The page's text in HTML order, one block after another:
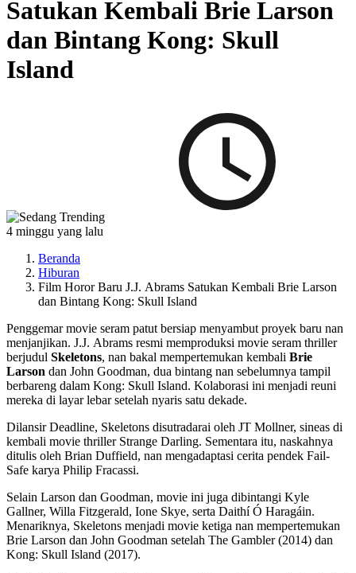
Satukan Kembali Brie Larson
dan Bintang Kong: Skull
Island
4 minggu yang lalu
Beranda
Hiburan
Film Horor Baru J.J. Abrams Satukan Kembali Brie Larson
dan Bintang Kong: Skull Island
Penggemar movie seram patut bersiap menyambut proyek baru nan
menjanjikan. J.J. Abrams resmi memproduksi movie seram thriller
berjudul Skeletons, nan bakal mempertemukan kembali Brie
Larson dan John Goodman, dua bintang nan sebelumnya tampil
berbareng dalam Kong: Skull Island. Kolaborasi ini menjadi reuni
mereka di layar lebar setelah nyaris satu dekade.
DilansirDeadline, Skeletons disutradarai oleh JT Mollner, sineas di
kembali movie thriller Strange Darling. Sementara itu, naskahnya
ditulis oleh Brian Duffield, nan mengadaptasi cerita pendek Fail-
Safe karya Philip Fracassi.
Selain Larson dan Goodman, movie ini juga dibintangi Kyle
Gallner, Willa Fitzgerald, Ione Skye, serta Daithí Ó Haragáin.
Menariknya, Skeletons menjadi movie ketiga nan mempertemukan
Brie Larson dan John Goodman setelah The Gambler (2014) dan
Kong: Skull Island (2017).